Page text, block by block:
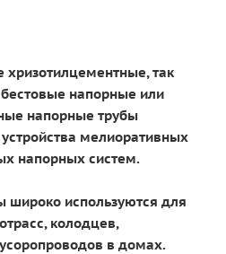
хризотилцементные, так
напорные или
напорные трубы
мелиоративных
напорных систем.
широко используются для
колодцев,
в домах.